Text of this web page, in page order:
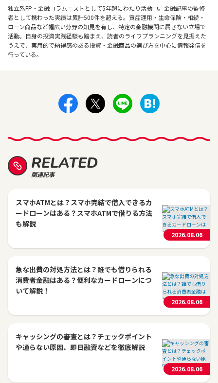
独立系FP・金融コラムニストとして5年超にわたり活動中。金融記事の監修
者として携わった実績は累計500件を超える。資産運用・生命保険・相続・
ローン商品など幅広い分野の知見を有し、特定の金融機関に属さない立場で
活動。自身の投資実践経験も踏まえ、読者のライフプランニングを見据えた
うえで、実用的で納得感のある投資・金融商品の選び方を中心に情報発信を
行っている。
RELATED
関連記事
スマホATMとは？スマホ完結で借入できるカ
ードローンはある？スマホATMで借りる方法
も解説
2026.08.06
急な出費の対処方法とは？誰でも借りられる
消費者金融はある？便利なカードローンにつ
いて解説！
2026.08.06
キャッシングの審査とは？チェックポイント
や通らない原因、即日融資などを徹底解説
2026.08.06